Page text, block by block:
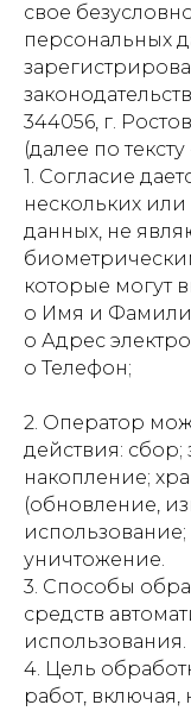
свое
персональных
344056, г.
(далее по тексту
1. Согласие
нескольких
данных, не
которые могут
o Имя и
o Адрес
o Телефон;
2. Оператор
действия: сбор;
накопление;
(обновление,
уничтожение.
3. Способы
средств
использования.
4. Цель
работ,